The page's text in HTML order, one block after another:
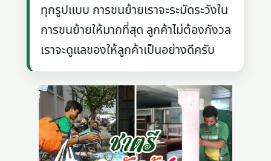
ทุกรูปแบบ การขนย้ายเราจะระมัดระวังใน
การขนย้ายให้มากที่สุด ลูกค้าไม่ต้องกังวล
เราจะดูแลของให้ลูกค้าเป็นอย่างดีครับ